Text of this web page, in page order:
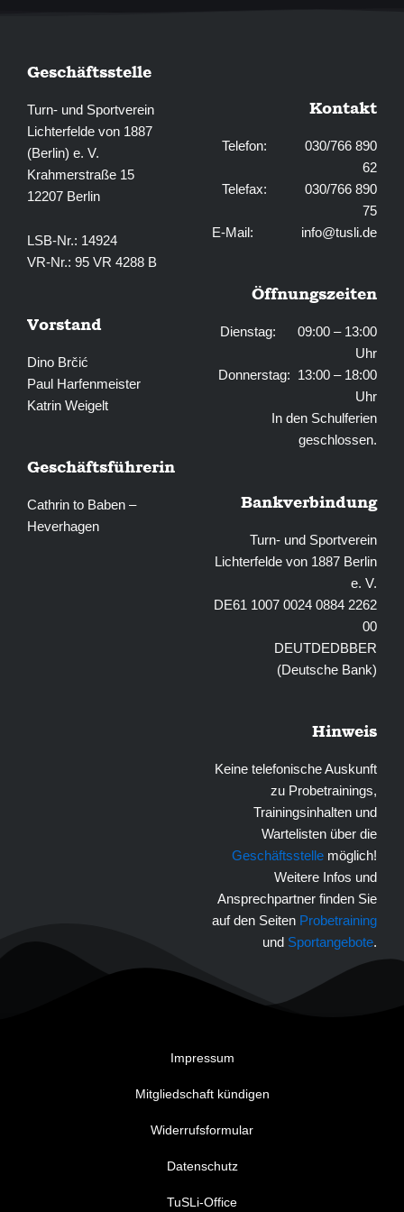
Geschäftsstelle
Turn- und Sportverein
Lichterfelde von 1887
(Berlin) e. V.
Krahmerstraße 15
12207 Berlin
LSB-Nr.: 14924
VR-Nr.: 95 VR 4288 B
Vorstand
Dino Brčić
Paul Harfenmeister
Katrin Weigelt
Geschäftsführerin
Cathrin to Baben –
Heverhagen
Kontakt
Telefon: 030/766 890
62
Telefax: 030/766 890
75
E-Mail: info@tusli.de
Öffnungszeiten
Dienstag: 09:00 – 13:00
Uhr
Donnerstag: 13:00 – 18:00
Uhr
In den Schulferien
geschlossen.
Bankverbindung
Turn- und Sportverein
Lichterfelde von 1887 Berlin
e. V.
DE61 1007 0024 0884 2262
00
DEUTDEDBBER
(Deutsche Bank)
Hinweis
Keine telefonische Auskunft
zu Probetrainings,
Trainingsinhalten und
Wartelisten über die
Geschäftsstelle möglich!
Weitere Infos und
Ansprechpartner finden Sie
auf den Seiten Probetraining
und Sportangebote.
Impressum
Mitgliedschaft kündigen
Widerrufsformular
Datenschutz
TuSLi-Office